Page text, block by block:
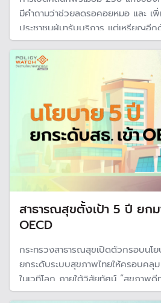
มีคำถามว่าช่วยลดรอคอยหมอ และ เ
ประชาชนผู้มารับบริการ แต่เหรียญอีก
ล้ำในการให้บริการทางการแพทย์มาก
ปัญหาการขาดสภาพคล่องของโรงพยา
สาธารณสุขตั้งเป้า 5 ปี ยกม
OECD
กระทรวงสาธารณสุขเปิดตัวกรอบนโ
ยกระดับระบบสุขภาพไทยให้ครอบคลุ
ในเวทีโลก ภายใต้วิสัยทัศน์ “สุขภาพ
เศรษฐกิจไทย ด้วยนวัตกรรมและภูมิ